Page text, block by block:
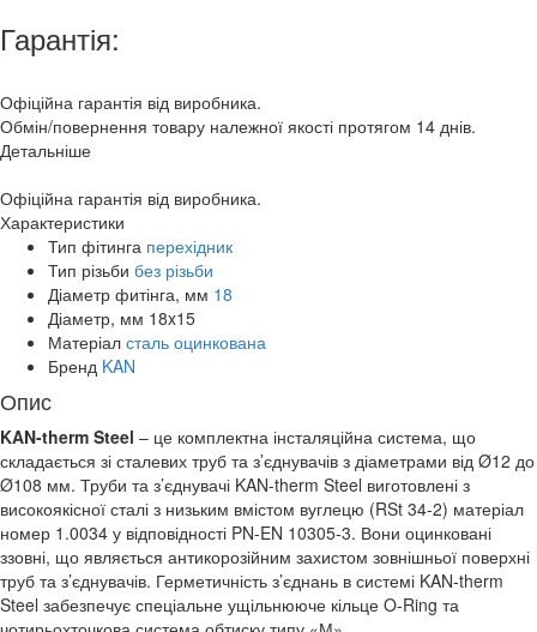
Гарантія:
Офіційна гарантія від виробника.
Обмін/повернення товару належної якості протягом 14 днів.
Детальніше
Офіційна гарантія від виробника.
Характеристики
Тип фітинга перехідник
Тип різьби без різьби
Діаметр фитінга, мм 18
Діаметр, мм 18x15
Матеріал сталь оцинкована
Бренд KAN
Опис
KAN-therm Steel – це комплектна інсталяційна система, що
складається зі сталевих труб та з’єднувачів з діаметрами від Ø12 до
Ø108 мм. Труби та з’єднувачі KAN-therm Steel виготовлені з
високоякісної сталі з низьким вмістом вуглецю (RSt 34-2) матеріал
номер 1.0034 у відповідності PN-EN 10305-3. Вони оцинковані
ззовні, що являється антикорозійним захистом зовнішньої поверхні
труб та з’єднувачів. Герметичність з’єднань в системі KAN-therm
Steel забезпечує спеціальне ущільнююче кільце O-Ring та